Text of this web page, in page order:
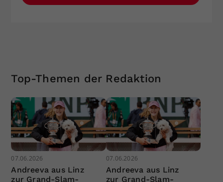
Top-Themen der Redaktion
07.06.2026
Andreeva aus Linz
zur Grand-Slam-
07.06.2026
Andreeva aus Linz
zur Grand-Slam-